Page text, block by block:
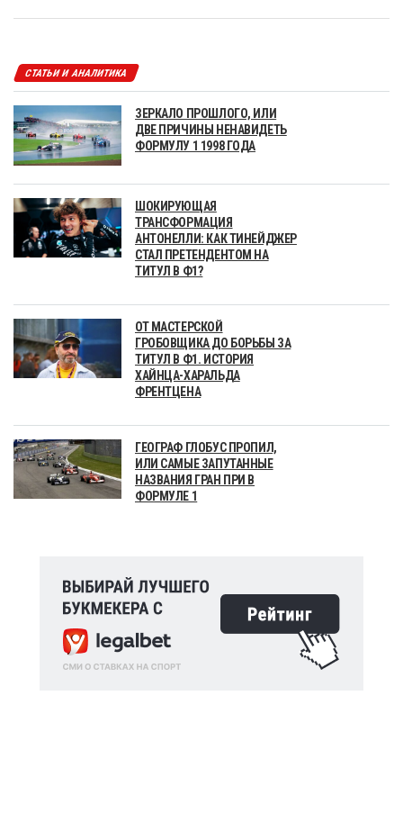
СТАТЬИ И АНАЛИТИКА
ЗЕРКАЛО ПРОШЛОГО, ИЛИ
ДВЕ ПРИЧИНЫ НЕНАВИДЕТЬ
ФОРМУЛУ 1 1998 ГОДА
ШОКИРУЮЩАЯ
ТРАНСФОРМАЦИЯ
АНТОНЕЛЛИ: КАК ТИНЕЙДЖЕР
СТАЛ ПРЕТЕНДЕНТОМ НА
ТИТУЛ В Ф1?
ОТ МАСТЕРСКОЙ
ГРОБОВЩИКА ДО БОРЬБЫ ЗА
ТИТУЛ В Ф1. ИСТОРИЯ
ХАЙНЦА-ХАРАЛЬДА
ФРЕНТЦЕНА
ГЕОГРАФ ГЛОБУС ПРОПИЛ,
ИЛИ САМЫЕ ЗАПУТАННЫЕ
НАЗВАНИЯ ГРАН ПРИ В
ФОРМУЛЕ 1